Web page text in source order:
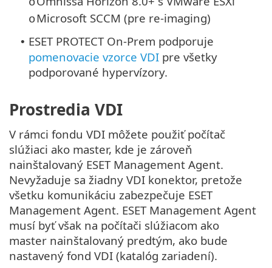
oMicrosoft SCCM (pre re-imaging)
• ESET PROTECT On-Prem podporuje
pomenovacie vzorce VDI pre všetky
podporované hypervízory.
Prostredia VDI
V rámci fondu VDI môžete použiť počítač
slúžiaci ako master, kde je zároveň
nainštalovaný ESET Management Agent.
Nevyžaduje sa žiadny VDI konektor, pretože
všetku komunikáciu zabezpečuje ESET
Management Agent. ESET Management Agent
musí byť však na počítači slúžiacom ako
master nainštalovaný predtým, ako bude
nastavený fond VDI (katalóg zariadení).